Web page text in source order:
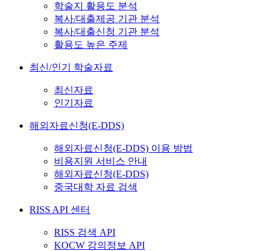
학술지 활용도 분석
복사/대출제공 기관 분석
복사/대출신청 기관 분석
활용도 높은 주제
최신/인기 학술자료
최신자료
인기자료
해외자료신청(E-DDS)
해외자료신청(E-DDS) 이용 방법
비용지원 서비스 안내
해외자료신청(E-DDS)
중국대학 자료 검색
RISS API 센터
RISS 검색 API
KOCW 강의정보 API